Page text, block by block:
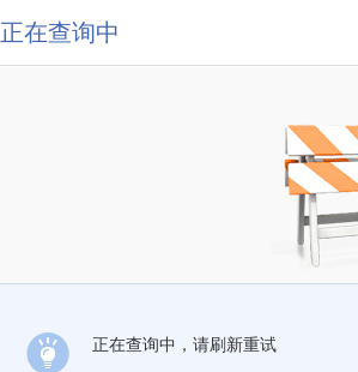
正在查询中
正在查询中，请刷新重试